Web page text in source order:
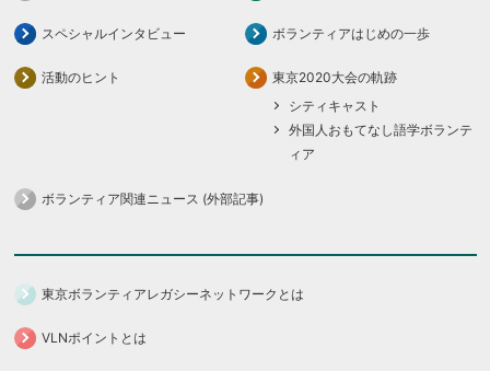
スペシャルインタビュー ボランティアはじめの一歩
活動のヒント
東京2020大会の軌跡
シティキャスト
外国人おもてなし語学ボランテ
ィア
ボランティア関連ニュース (外部記事)
東京ボランティアレガシーネットワークとは
VLNポイントとは